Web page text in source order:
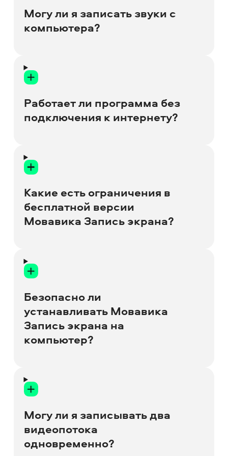
параллельно с записью экрана или
отдельно от неё.
Могу ли я записать звуки с
компьютера?
Да, конечно. Вы можете записывать
любые аудио, проигрываемые на вашем
компьютере. И даже свой голос на
микрофон.
Работает ли программа без
подключения к интернету?
Да,
офлайн. Чтобы сделать запись экрана,
вам не нужно подключаться к
интернету.
Какие есть ограничения в
бесплатной версии
Мовавика Запись экрана?
У бесплатной версии программы есть
следующие ограничения: 7-дневный
пробный период и водяной знак на
сохранённых записях.
Безопасно ли
устанавливать Мовавика
Запись экрана на
компьютер?
Да, программа абсолютно безопасна
для вашего компьютера.
Могу ли я записывать два
видеопотока
одновременно?